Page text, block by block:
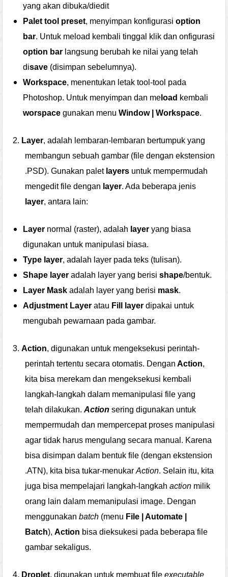
yang akan dibuka/diedit
Palet tool preset, menyimpan konfigurasioption
bar. Untuk meload kembali tinggal klik dan onfigurasi
option bar langsung berubah ke nilai yang telah
disave (disimpan sebelumnya).
Workspace, menentukan letak tool-tool pada
Photoshop. Untuk menyimpan dan me load kembali
worspace gunakan menuWindow | Workspace.
2. Layer, adalah lembaran-lembaran bertumpuk yang
membangun sebuah gambar (file dengan ekstension
.PSD). Gunakan palet layers untuk mempermudah
mengedit file dengan layer. Ada beberapa jenis
layer, antara lain:
Layer normal (raster), adalah layer yang biasa
digunakan untuk manipulasi biasa.
Type layer, adalah layer pada teks (tulisan).
Shape layer adalah layer yang berisishape/bentuk.
Layer Mask adalah layer yang berisi mask.
Adjustment Layer atau Fill layer dipakai untuk
mengubah pewarnaan pada gambar.
3. Action, digunakan untuk mengeksekusi perintah-
perintah tertentu secara otomatis. Dengan Action,
kita bisa merekam dan mengeksekusi kembali
langkah-langkah dalam memanipulasi file yang
telahdilakukan.Actionsering digunakan untuk
mempermudah dan mempercepat proses manipulasi
agar tidak harus mengulang secara manual. Karena
bisa disimpan dalam bentuk file (dengan ekstension
.ATN), kita bisa tukar-menukarAction. Selain itu, kita
juga bisa mempelajari langkah-langkahaction milik
orang lain dalam memanipulasi image. Dengan
menggunakanbatch (menu File | Automate |
Batch),Action bisa dieksukesi pada beberapa file
gambar sekaligus.
4. Droplet, digunakan untuk membuat fileexecutable